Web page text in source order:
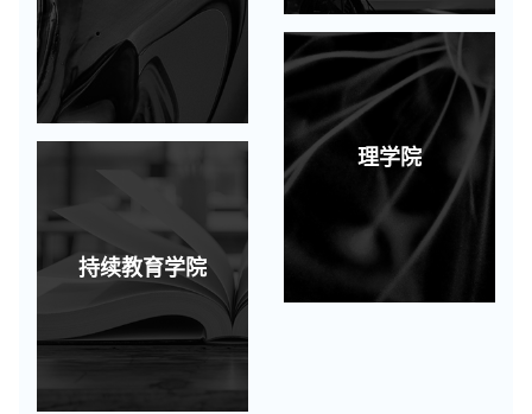
持续教育学院
理学院